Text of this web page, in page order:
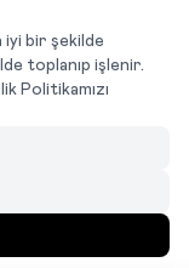
iyi bir şekilde
toplanıp işlenir.
Politikamızı